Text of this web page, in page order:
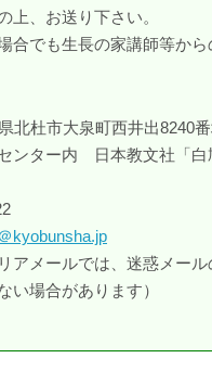
上、お送り下さい。
合でも生長の家講師等から
北杜市大泉町西井出8240
ンター内 日本教文社「白
kyobunsha.jp
アメールでは、迷惑メール
い場合があります）